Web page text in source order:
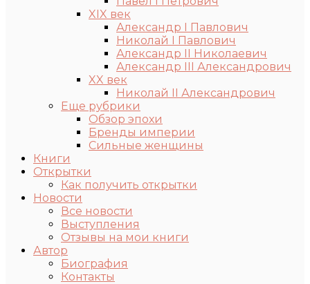
XIX век
Александр I Павлович
Николай I Павлович
Александр II Николаевич
Александр III Александрович
XX век
Николай II Александрович
Еще рубрики
Обзор эпохи
Бренды империи
Сильные женщины
Книги
Открытки
Как получить открытки
Новости
Все новости
Выступления
Отзывы на мои книги
Автор
Биография
Контакты